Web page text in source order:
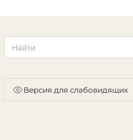
Версия для слабовидящих